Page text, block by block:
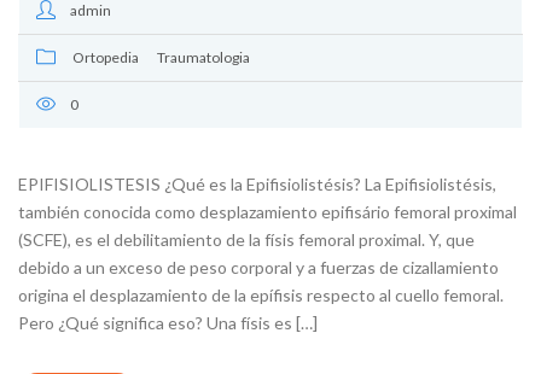
admin
Ortopedia Traumatologia
0
EPIFISIOLISTESIS ¿Qué es la Epifisiolistésis? La Epifisiolistésis,
también conocida como desplazamiento epifisário femoral proximal
(SCFE), es el debilitamiento de la físis femoral proximal. Y, que
debido a un exceso de peso corporal y a fuerzas de cizallamiento
origina el desplazamiento de la epífisis respecto al cuello femoral.
Pero ¿Qué significa eso? Una físis es […]